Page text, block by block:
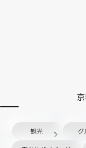
観光 グ